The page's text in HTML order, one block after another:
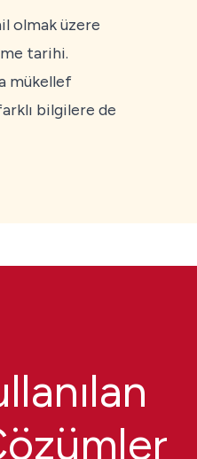
olmak üzere
tarihi.
mükellef
bilgilere de